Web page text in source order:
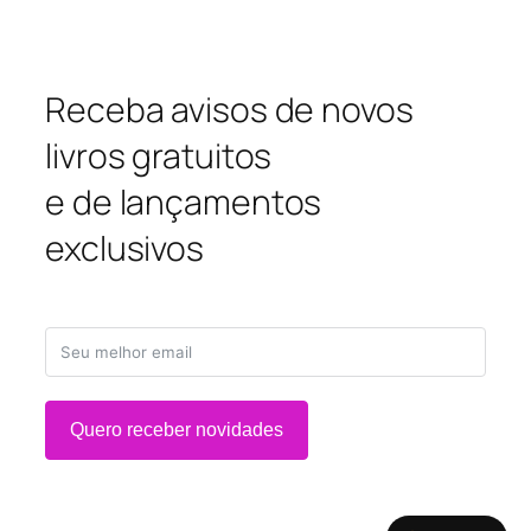
Receba avisos de novos
livros gratuitos
e de lançamentos
exclusivos
Quero receber novidades